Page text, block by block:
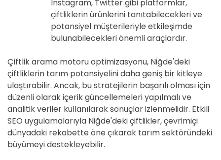
Instagram, Twitter gibi platformlar,
çiftliklerin ürünlerini tanıtabilecekleri ve
potansiyel müşterileriyle etkileşimde
bulunabilecekleri önemli araçlardır.
Çiftlik arama motoru optimizasyonu, Niğde'deki
çiftliklerin tarım potansiyelini daha geniş bir kitleye
ulaştırabilir. Ancak, bu stratejilerin başarılı olması için
düzenli olarak içerik güncellemeleri yapılmalı ve
analitik veriler kullanılarak sonuçlar izlenmelidir. Etkili
SEO uygulamalarıyla Niğde'deki çiftlikler, çevrimiçi
dünyadaki rekabette öne çıkarak tarım sektöründeki
büyümeyi destekleyebilir.